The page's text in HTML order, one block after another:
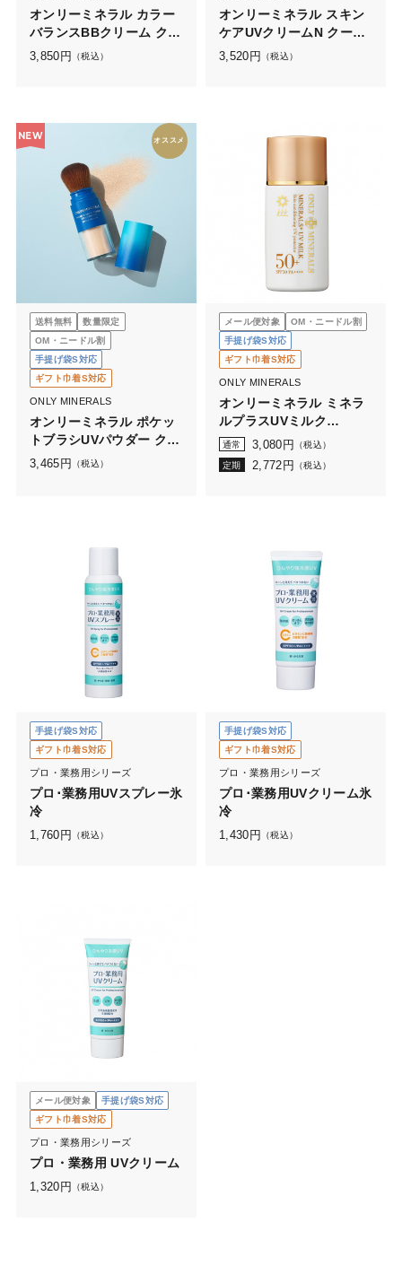
オンリーミネラル カラー
バランスBBクリーム クー
ルコンフォート
3,850 円 （税込）
オンリーミネラル スキン
ケアUVクリームN クール
コンフォート
3,520 円 （税込）
NEW オススメ
送料無料
数量限定
OM・ニードル割
手提げ袋S対応
ギフト巾着S対応
ONLY MINERALS
オンリーミネラル ポケッ
トブラシUVパウダー クー
ルコンフォート
3,465 円 （税込）
メール便対象
OM・ニードル割
手提げ袋S対応
ギフト巾着S対応
ONLY MINERALS
オンリーミネラル ミネラ
ルプラスUVミルク
(28mL)
通常 3,080 円 （税込）
定期 2,772 円 （税込）
手提げ袋S対応
ギフト巾着S対応
プロ・業務用シリーズ
プロ･業務用UVスプレー氷
冷
1,760 円 （税込）
手提げ袋S対応
ギフト巾着S対応
プロ・業務用シリーズ
プロ･業務用UVクリーム氷
冷
1,430 円 （税込）
メール便対象
手提げ袋S対応
ギフト巾着S対応
プロ・業務用シリーズ
プロ・業務用 UVクリーム
1,320 円 （税込）